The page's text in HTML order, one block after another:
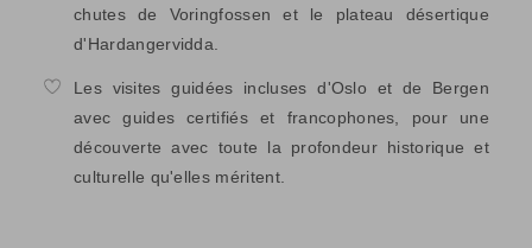
chutes de Voringfossen et le plateau désertique
d'Hardangervidda.
Les visites guidées incluses d'Oslo et de Bergen
avec guides certifiés et francophones, pour une
découverte avec toute la profondeur historique et
culturelle qu'elles méritent.